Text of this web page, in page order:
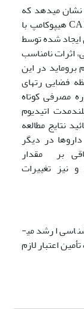
نشان می­دهد که
تزریق دوز بکار رفته باکوپا مونرو در ناحیه CA1 هیپوکامپ با
شده توسط
اثرات نامناسب
بروماید در این
فضایی رت­های
مصرفی کوتاه
اتیدیوم
نتایج مطالعه
در دیگر
بر مقدار
نیز تغییرات
مقاله حاضر حاصل طرح پایان‌نامه دوره کارشناسی ارشد می­
اعتبار لازم